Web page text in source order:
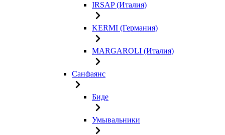
IRSAP (Италия)
KERMI (Германия)
MARGAROLI (Италия)
Санфаянс
Биде
Умывальники